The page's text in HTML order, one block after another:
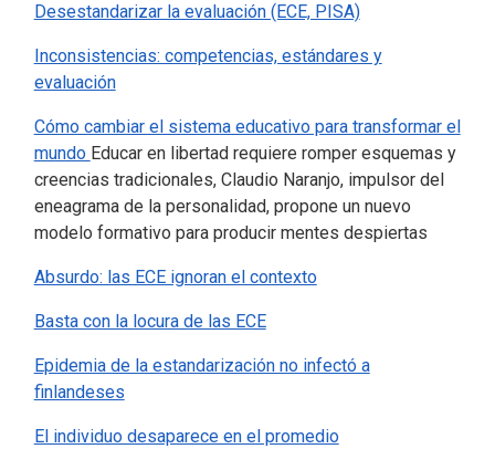
Desestandarizar la evaluación (ECE, PISA)
Inconsistencias: competencias, estándares y
evaluación
Cómo cambiar el sistema educativo para transformar el
mundo Educar en libertad requiere romper esquemas y
creencias tradicionales, Claudio Naranjo, impulsor del
eneagrama de la personalidad, propone un nuevo
modelo formativo para producir mentes despiertas
Absurdo: las ECE ignoran el contexto
Basta con la locura de las ECE
Epidemia de la estandarización no infectó a
finlandeses
El individuo desaparece en el promedio